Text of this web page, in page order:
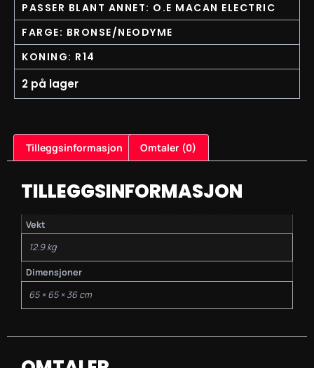
PASSER BLANT ANNET: O.E MACAN ELECTRIC
FARGE: BRONSE/NEODYME
KONING: R14
2 på lager
Tilleggsinformasjon Omtaler (0)
TILLEGGSINFORMASJON
Vekt
12.9 kg
Dimensjoner
65 × 65 × 36 cm